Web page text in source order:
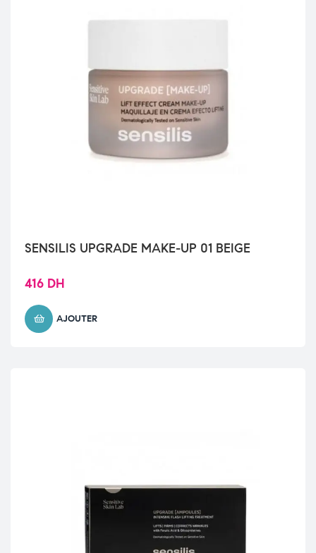
SENSILIS UPGRADE MAKE-UP 01 BEIGE
416 DH
AJOUTER